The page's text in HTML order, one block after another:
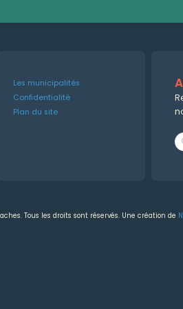
Les municipalités
Confidentialité
Plan du site
Tous les droits sont réservés. Une création de